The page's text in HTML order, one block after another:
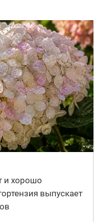
и хорошо
выпускает